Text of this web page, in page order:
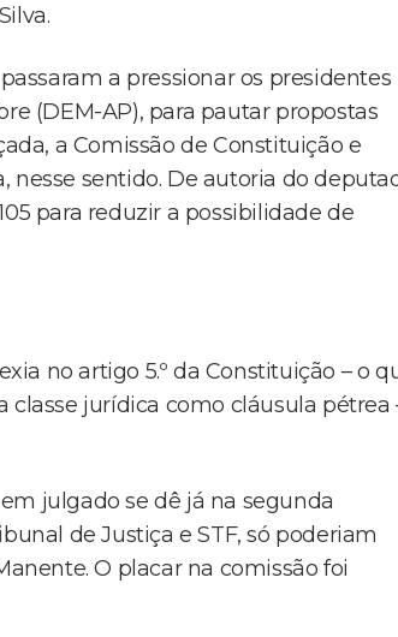
a pressionar os presidentes
(DEM-AP), para pautar propostas
a Comissão de Constituição e
nesse sentido. De autoria do
para reduzir a possibilidade de
no artigo 5.º da Constituição – o
classe jurídica como cláusula pétrea
julgado se dê já na segunda
de Justiça e STF, só poderiam
O placar na comissão foi